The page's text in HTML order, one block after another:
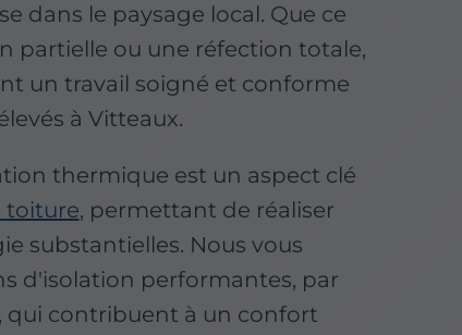
dans le paysage local. Que ce
partielle ou une réfection totale,
un travail soigné et conforme
à Vitteaux.
thermique est un aspect clé
toiture, permettant de réaliser
substantielles. Nous vous
d'isolation performantes, par
qui contribuent à un confort